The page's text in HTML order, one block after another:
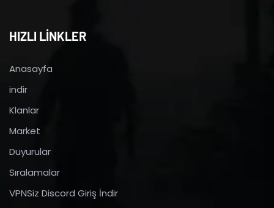
HIZLI LİNKLER
Anasayfa
indir
Klanlar
Market
Duyurular
Sıralamalar
VPNSiz Discord Giriş İndir